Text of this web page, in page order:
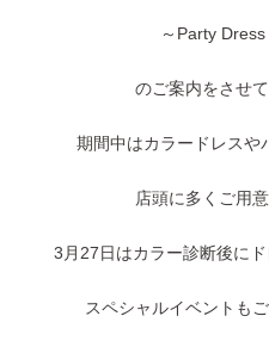
～Party
のご案内をさせ
期間中はカラードレスや
店頭に多くご用
3月27日はカラー診断後に
スペシャルイベントも